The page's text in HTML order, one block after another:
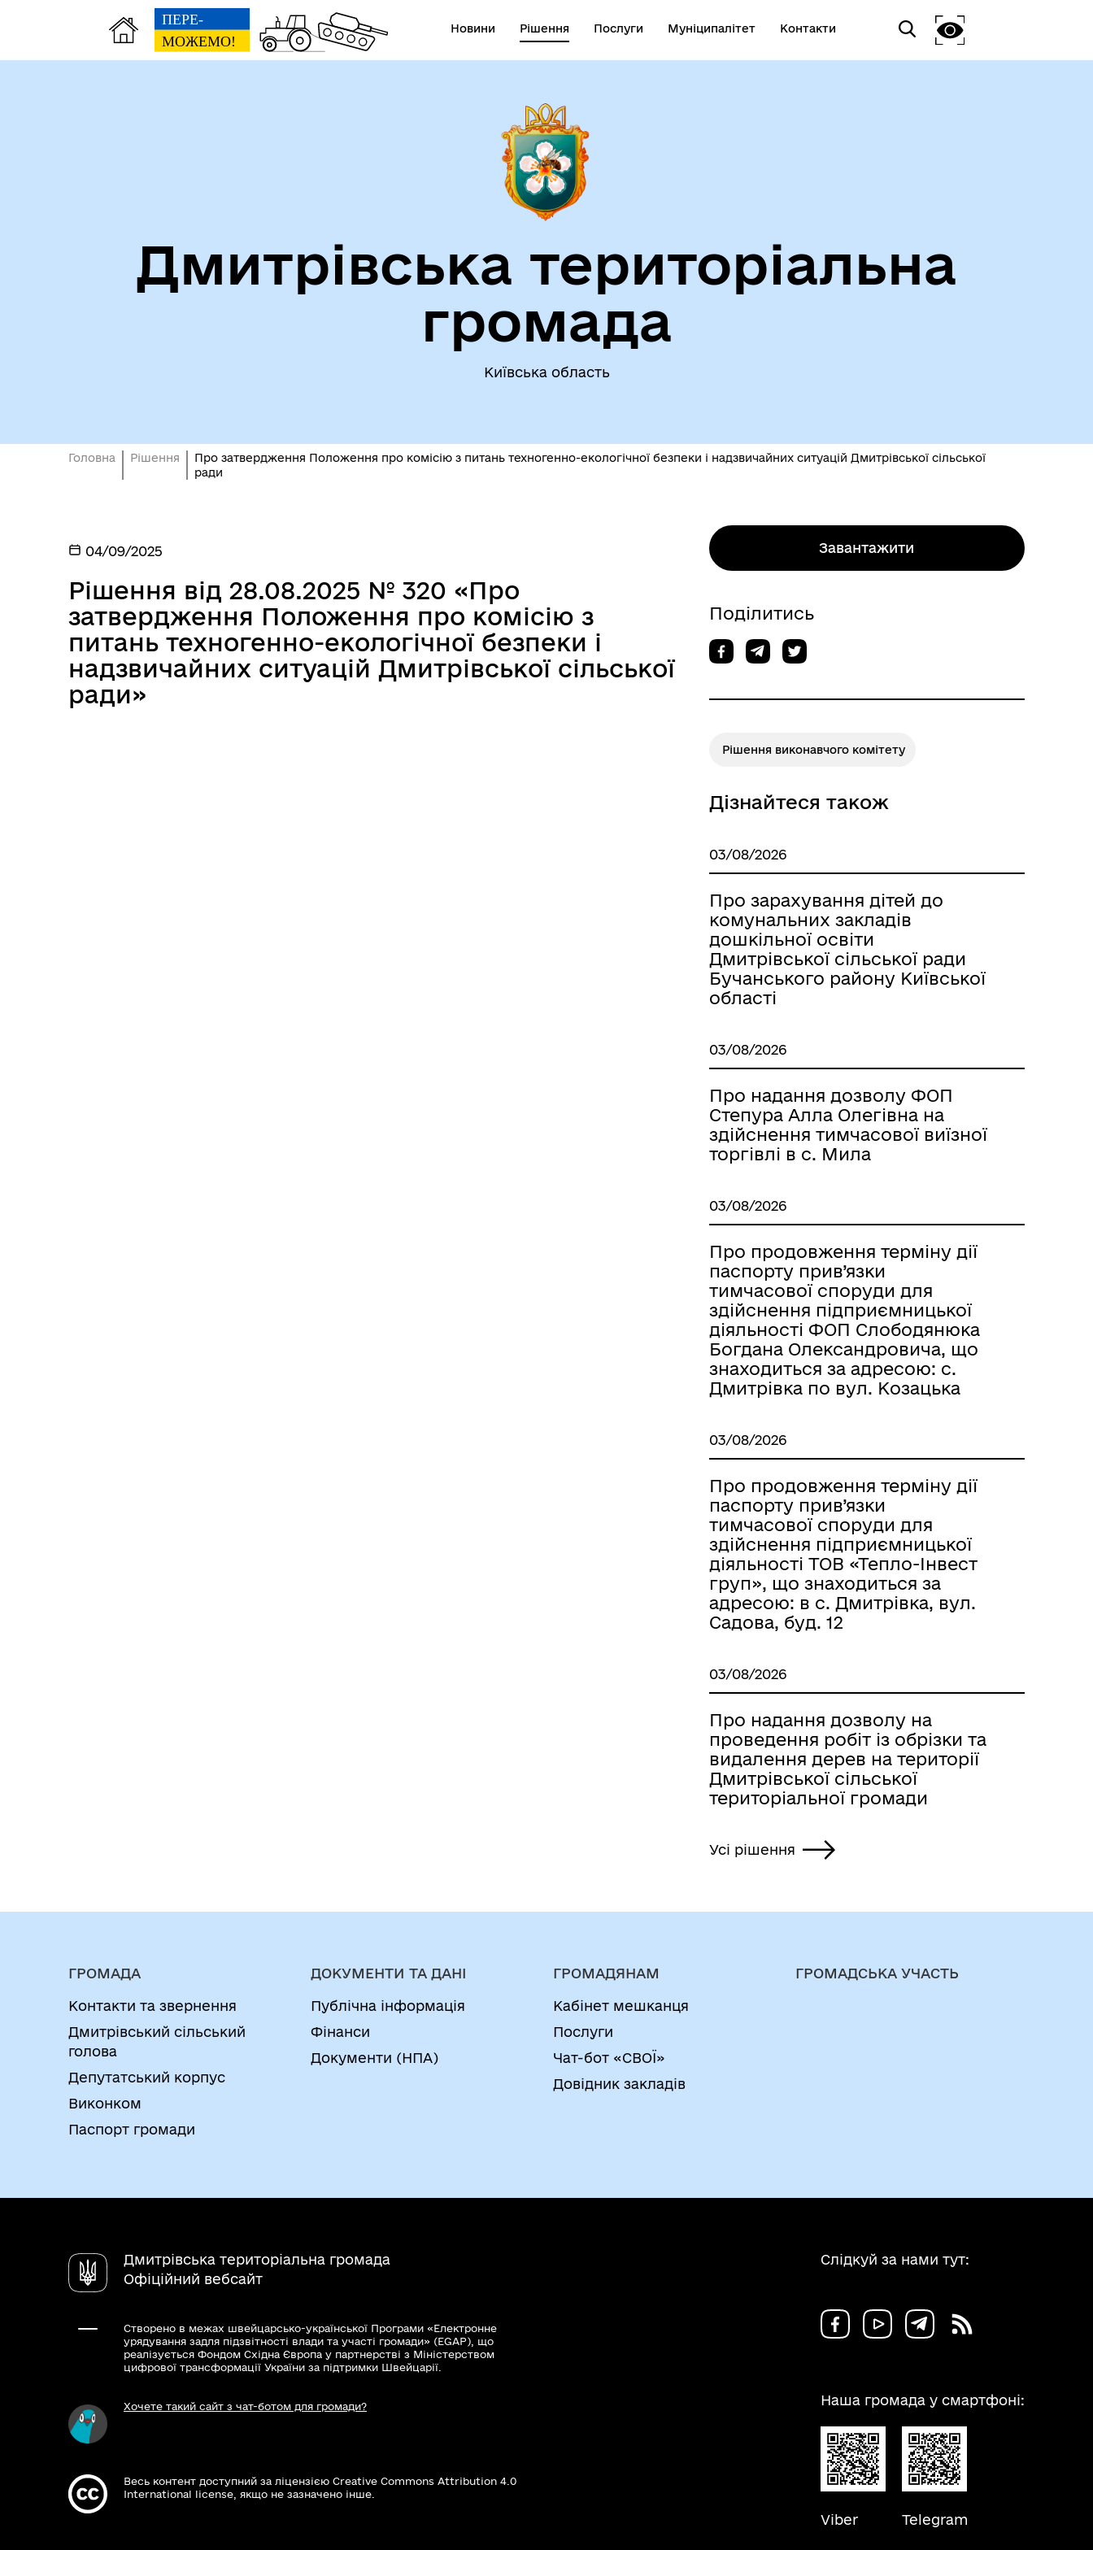
Новини Рішення Послуги Муніципалітет Контакти
Дмитрівська територіальна
громада
Київська область
Головна Рішення
Про затвердження Положення про комісію з питань техногенно-екологічної безпеки і надзвичайних ситуацій Дмитрівської сільської
ради
04/09/2025
Рішення від 28.08.2025 № 320 «Про
затвердження Положення про комісію з
питань техногенно-екологічної безпеки і
надзвичайних ситуацій Дмитрівської сільської
ради»
Завантажити
Поділитись
Рішення виконавчого комітету
Дізнайтеся також
03/08/2026
Про зарахування дітей до
комунальних закладів
дошкільної освіти
Дмитрівської сільської ради
Бучанського району Київської
області
03/08/2026
Про надання дозволу ФОП
Степура Алла Олегівна на
здійснення тимчасової виїзної
торгівлі в с. Мила
03/08/2026
Про продовження терміну дії
паспорту прив’язки
тимчасової споруди для
здійснення підприємницької
діяльності ФОП Слободянюка
Богдана Олександровича, що
знаходиться за адресою: с.
Дмитрівка по вул. Козацька
03/08/2026
Про продовження терміну дії
паспорту прив’язки
тимчасової споруди для
здійснення підприємницької
діяльності ТОВ «Тепло-Інвест
груп», що знаходиться за
адресою: в с. Дмитрівка, вул.
Садова, буд. 12
03/08/2026
Про надання дозволу на
проведення робіт із обрізки та
видалення дерев на території
Дмитрівської сільської
територіальної громади
Усі рішення
ГРОМАДА
Контакти та звернення
Дмитрівський сільський
голова
Депутатський корпус
Виконком
Паспорт громади
ДОКУМЕНТИ ТА ДАНІ
Публічна інформація
Фінанси
Документи (НПА)
ГРОМАДЯНАМ
Кабінет мешканця
Послуги
Чат-бот «СВОЇ»
Довідник закладів
ГРОМАДСЬКА УЧАСТЬ
Дмитрівська територіальна громада
Офіційний вебсайт
Створено в межах швейцарсько-української Програми «Електронне
урядування задля підзвітності влади та участі громади» (EGAP), що
реалізується Фондом Східна Європа у партнерстві з Міністерством
цифрової трансформації України за підтримки Швейцарії.
Хочете такий сайт з чат-ботом для громади?
Весь контент доступний за ліцензією Creative Commons Attribution 4.0
International license, якщо не зазначено інше.
Слідкуй за нами тут:
Наша громада у смартфоні:
Viber Telegram